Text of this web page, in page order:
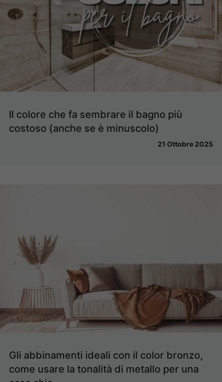
Il colore che fa sembrare il bagno più
costoso (anche se è minuscolo)
21 Ottobre 2025
Gli abbinamenti ideali con il color bronzo,
come usare la tonalità di metallo per una